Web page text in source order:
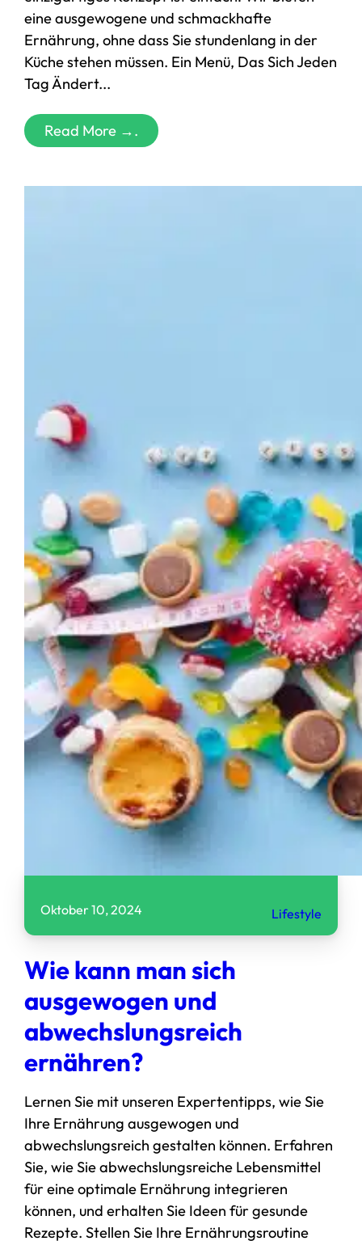
eine ausgewogene und schmackhafte
Ernährung, ohne dass Sie stundenlang in der
Küche stehen müssen. Ein Menü, Das Sich Jeden
Tag Ändert...
Read More →.
Oktober 10, 2024 Lifestyle
Wie kann man sich
ausgewogen und
abwechslungsreich
ernähren?
Lernen Sie mit unseren Expertentipps, wie Sie
Ihre Ernährung ausgewogen und
abwechslungsreich gestalten können. Erfahren
Sie, wie Sie abwechslungsreiche Lebensmittel
für eine optimale Ernährung integrieren
können, und erhalten Sie Ideen für gesunde
Rezepte. Stellen Sie Ihre Ernährungsroutine